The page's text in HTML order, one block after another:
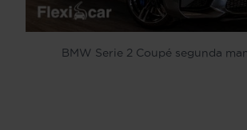
BMW Serie 2 Coupé segunda